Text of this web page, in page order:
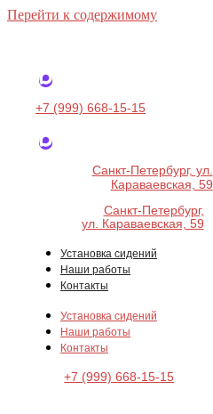
Перейти к содержимому
+7 (999) 668-15-15
Санкт-Петербург, ул.
Караваевская, 59
Санкт-Петербург,
ул. Караваевская, 59
Установка сидений
Наши работы
Контакты
Установка сидений
Наши работы
Контакты
+7 (999) 668-15-15